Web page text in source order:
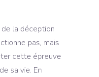
la déception
pas, mais
cette épreuve
sa vie. En